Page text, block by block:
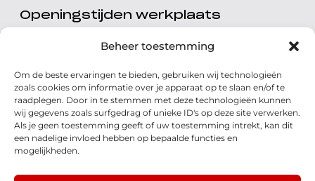
Beheer toestemming
Om de beste ervaringen te bieden, gebruiken wij technologieën
zoals cookies om informatie over je apparaat op te slaan en/of te
raadplegen. Door in te stemmen met deze technologieën kunnen
wij gegevens zoals surfgedrag of unieke ID's op deze site verwerken.
Als je geen toestemming geeft of uw toestemming intrekt, kan dit
een nadelige invloed hebben op bepaalde functies en
mogelijkheden.
Openingstijden werkplaats
Maandag t/m vrijdag
08.00 tot 17.00 uur
Zondag
Gesloten
Volg ons